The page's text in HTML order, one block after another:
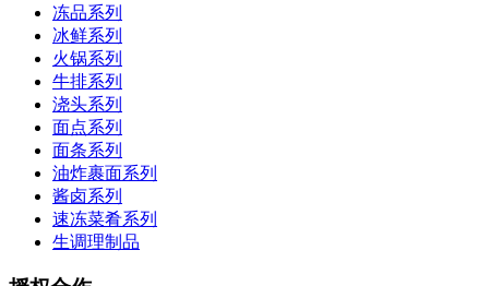
冻品系列
冰鲜系列
火锅系列
牛排系列
浇头系列
面点系列
面条系列
油炸裹面系列
酱卤系列
速冻菜肴系列
生调理制品